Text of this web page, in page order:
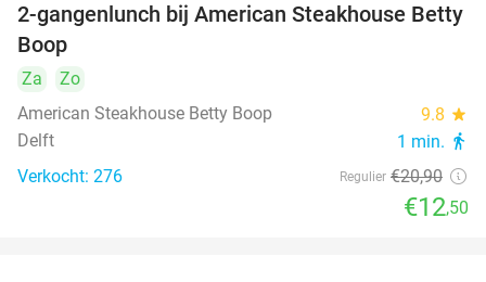
40%
2-gangenlunch bij American Steakhouse Betty
Boop
Za
Zo
American Steakhouse Betty Boop
9.8 star
Delft 1 min. directions_walk
Verkocht: 276 Regulier €20,90
€12,50